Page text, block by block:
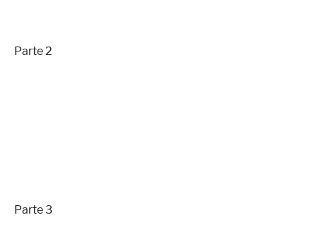
Parte 2
Parte 3